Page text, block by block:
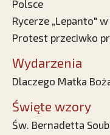
Polsce
Rycerze „Lepanto" w
Protest przeciwko
Wydarzenia
Dlaczego Matka
Święte wzory
Św. Bernadetta